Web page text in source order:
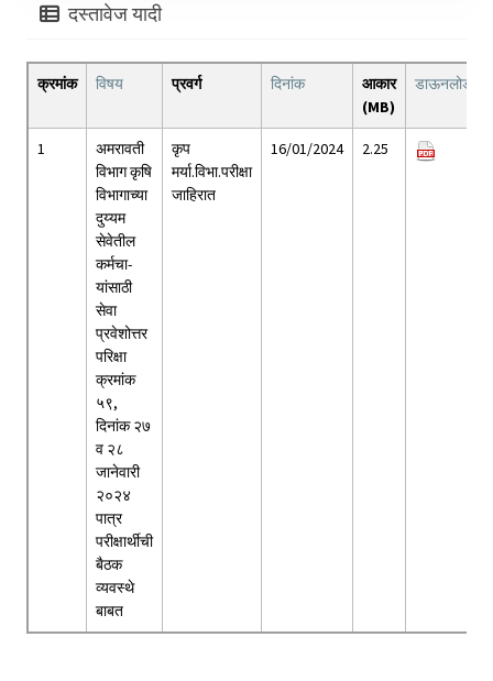
दस्तावेज यादी
क्रमांक विषय प्रवर्ग दिनांक
आकार
(MB)
डाऊनलोड
1
अमरावती
विभाग कृषि
विभागाच्या
दुय्यम
सेवेतील
कर्मचा-
यांसाठी
सेवा
प्रवेशोत्तर
परिक्षा
क्रमांक
५९,
दिनांक २७
व २८
जानेवारी
२०२४
पात्र
परीक्षार्थीची
बैठक
व्यवस्थे
बाबत
कृप
मर्या.विभा.परीक्षा
जाहिरात
16/01/2024 2.25